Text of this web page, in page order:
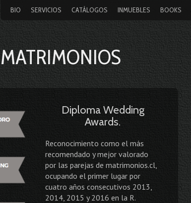
BIO SERVICIOS CATÁLOGOS INMUEBLES BOOKS
MATRIMONIOS
Diploma Wedding
Awards.
Reconocimiento como el más
recomendado y mejor valorado
por las parejas de matrimonios.cl,
ocupando el primer lugar por
cuatro años consecutivos 2013,
2014, 2015 y 2016 en la R.